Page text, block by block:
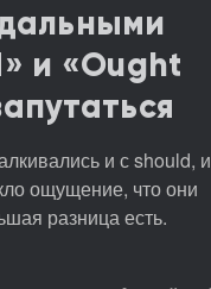
и «Ought
и с should, и
ощущение, что они
разница есть.